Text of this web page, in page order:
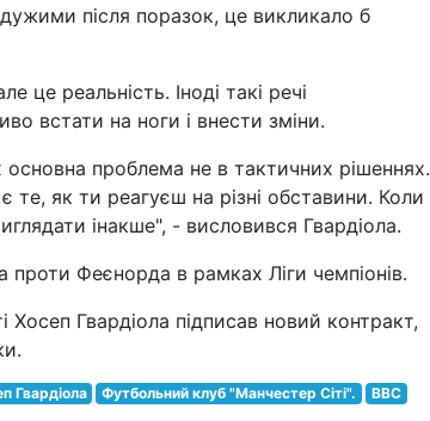
після поразок, це викликало б
реальність. Іноді такі речі
встати на ноги і внести зміни.
проблема не в тактичних рішеннях.
те, як ти реагуєш на різні обставини. Коли
інакше", - висловився Гвардіола.
проти Феєнорда в рамках Ліги чемпіонів.
Гвардіола підписав новий контракт,
Гвардіола Футбольний клуб "Манчестер Сіті". BBC